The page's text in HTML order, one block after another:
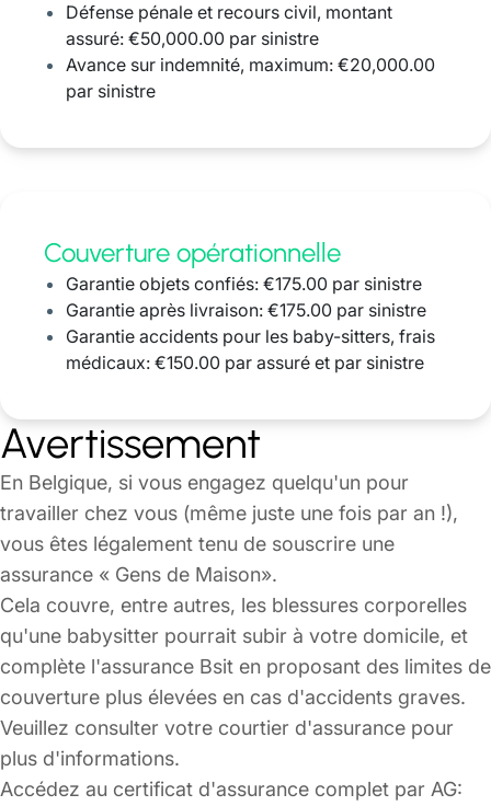
Défense pénale et recours civil, montant
assuré: €50,000.00 par sinistre
Avance sur indemnité, maximum: €20,000.00
par sinistre
Couverture opérationnelle
Garantie objets confiés: €175.00 par sinistre
Garantie après livraison: €175.00 par sinistre
Garantie accidents pour les baby-sitters, frais
médicaux: €150.00 par assuré et par sinistre
Avertissement
En Belgique, si vous engagez quelqu'un pour
travailler chez vous (même juste une fois par an !),
vous êtes légalement tenu de souscrire une
assurance « Gens de Maison».
Cela couvre, entre autres, les blessures corporelles
qu'une babysitter pourrait subir à votre domicile, et
complète l'assurance Bsit en proposant des limites de
couverture plus élevées en cas d'accidents graves.
Veuillez consulter votre courtier d'assurance pour
plus d'informations.
Accédez au certificat d'assurance complet par AG: